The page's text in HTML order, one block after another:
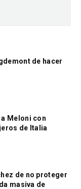
de hacer
Meloni con
de Italia
de no proteger
masiva de